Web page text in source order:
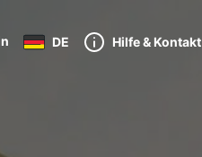
DE Hilfe & Kontakt